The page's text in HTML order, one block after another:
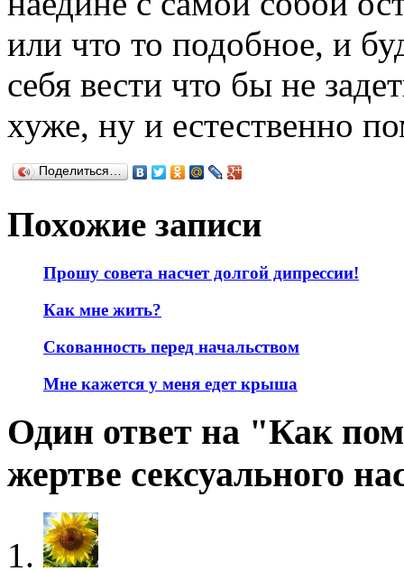
или что то подобное, и
себя вести что бы не
хуже, ну и естественно
Поделиться…
Похожие записи
Прошу совета насчет долгой дипрессии!
Как мне жить?
Скованность перед начальством
Мне кажется у меня едет крыша
Один ответ на "Как
жертве сексуального